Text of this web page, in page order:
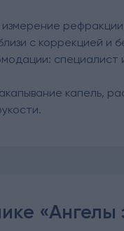
с коррекцией и
специалист
капель,
«Ангелы